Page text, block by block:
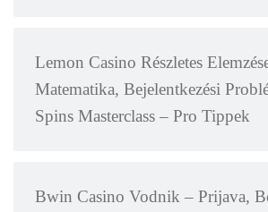
Lemon Casino Részletes
Matematika, Bejelentkezési
Spins Masterclass – Pro Tippek
Bwin Casino Vodnik – Prijava,